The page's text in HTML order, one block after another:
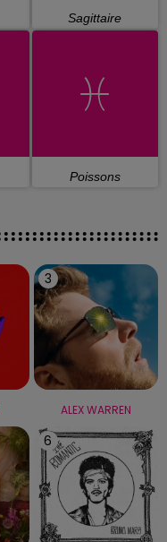
Sagittaire
Poissons
3
ALEX WARREN
6